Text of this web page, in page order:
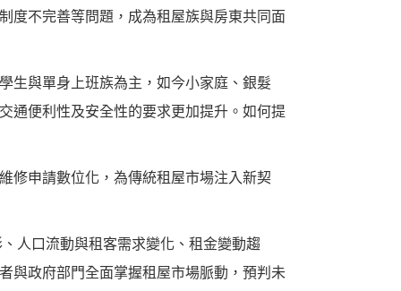
度不完善等問題，成為租屋族與房東共同面
生與單身上班族為主，如今小家庭、銀髮
通便利性及安全性的要求更加提升。如何提
修申請數位化，為傳統租屋市場注入新契
人口流動與租客需求變化、租金變動趨
與政府部門全面掌握租屋市場脈動，預判未